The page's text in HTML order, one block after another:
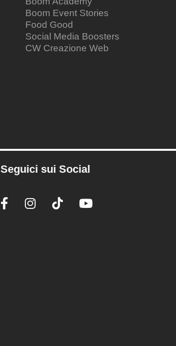
Boom Event Stories
Food Good
Social Media Boosters
CW Creazione Web
Seguici sui Social